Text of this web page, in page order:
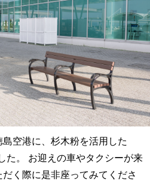
空港に、杉木粉を活用した
た。 お迎えの車やタクシーが来
く際に是非座ってみてくださ